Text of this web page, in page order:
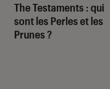
The Testaments : qui
sont les Perles et les
Prunes ?